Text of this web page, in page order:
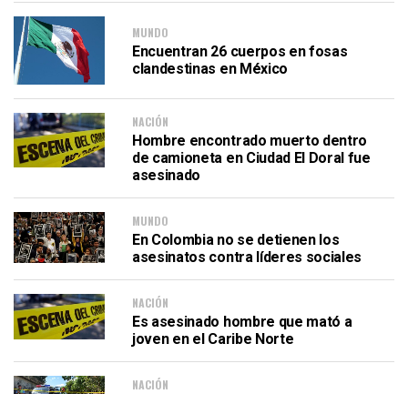
MUNDO
Encuentran 26 cuerpos en fosas
clandestinas en México
NACIÓN
Hombre encontrado muerto dentro
de camioneta en Ciudad El Doral fue
asesinado
MUNDO
En Colombia no se detienen los
asesinatos contra líderes sociales
NACIÓN
Es asesinado hombre que mató a
joven en el Caribe Norte
NACIÓN